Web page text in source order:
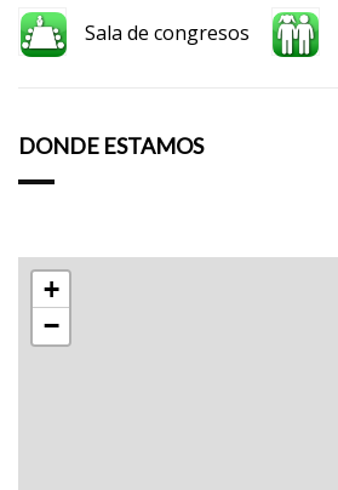
Sala de congresos
DONDE ESTAMOS
+
−